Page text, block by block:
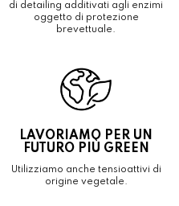
di detailing additivati agli enzimi
oggetto di protezione
brevettuale.
LAVORIAMO PER UN
FUTURO PIÙ GREEN
Utilizziamo anche tensioattivi di
origine vegetale.